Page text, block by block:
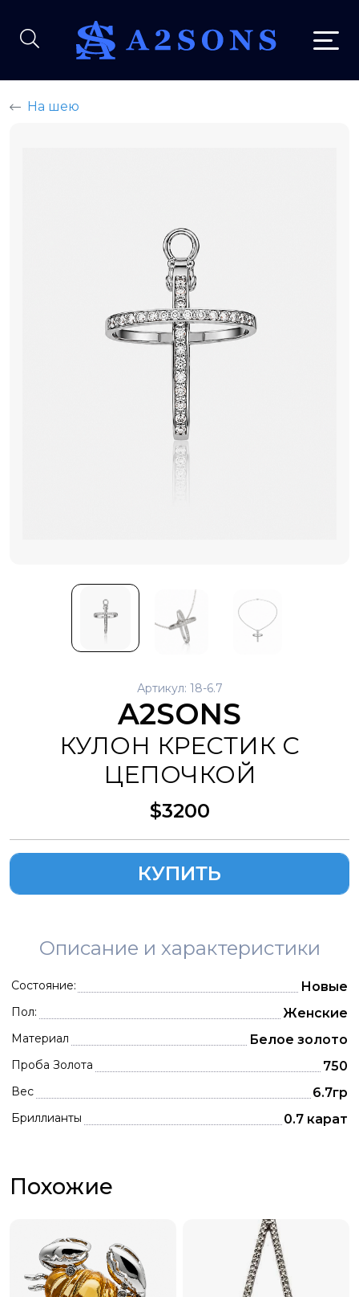
На шею
Артикул: 18-6.7
A2SONS
КУЛОН КРЕСТИК С
ЦЕПОЧКОЙ
$3200
КУПИТЬ
Описание и характеристики
Состояние: Новые
Пол: Женские
Материал Белое золото
Проба Золота 750
Вес 6.7гр
Бриллианты 0.7 карат
Похожие